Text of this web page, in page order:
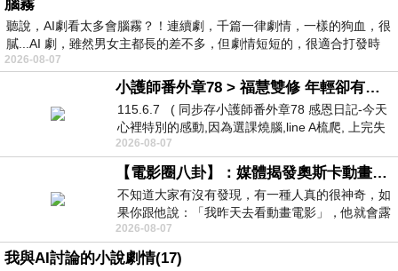
腦霧
聽說，AI劇看太多會腦霧？！連續劇，千篇一律劇情，一樣的狗血，很
膩...AI 劇，雖然男女主都長的差不多，但劇情短短的，很適合打發時
2026-08-07
小護師番外章78 > 福慧雙修 年輕卻有個老靈魂 ㄑ金剛經〉podcast
115.6.7 ( 同步存小護師番外章78 感恩日記-今天
心裡特別的感動,因為選課燒腦,line A梳爬, 上完失
智課的她,特來傾
2026-08-07
【電影圈八卦】：媒體揭發奧斯卡動畫項目投票醜聞！好萊塢為什麼看不起動畫電影？
不知道大家有沒有發現，有一種人真的很神奇，如
果你跟他說：「我昨天去看動畫電影」，他就會露
出一種慈祥的微笑，然後問你是不是陪小
2026-08-07
我與AI討論的小說劇情(17)